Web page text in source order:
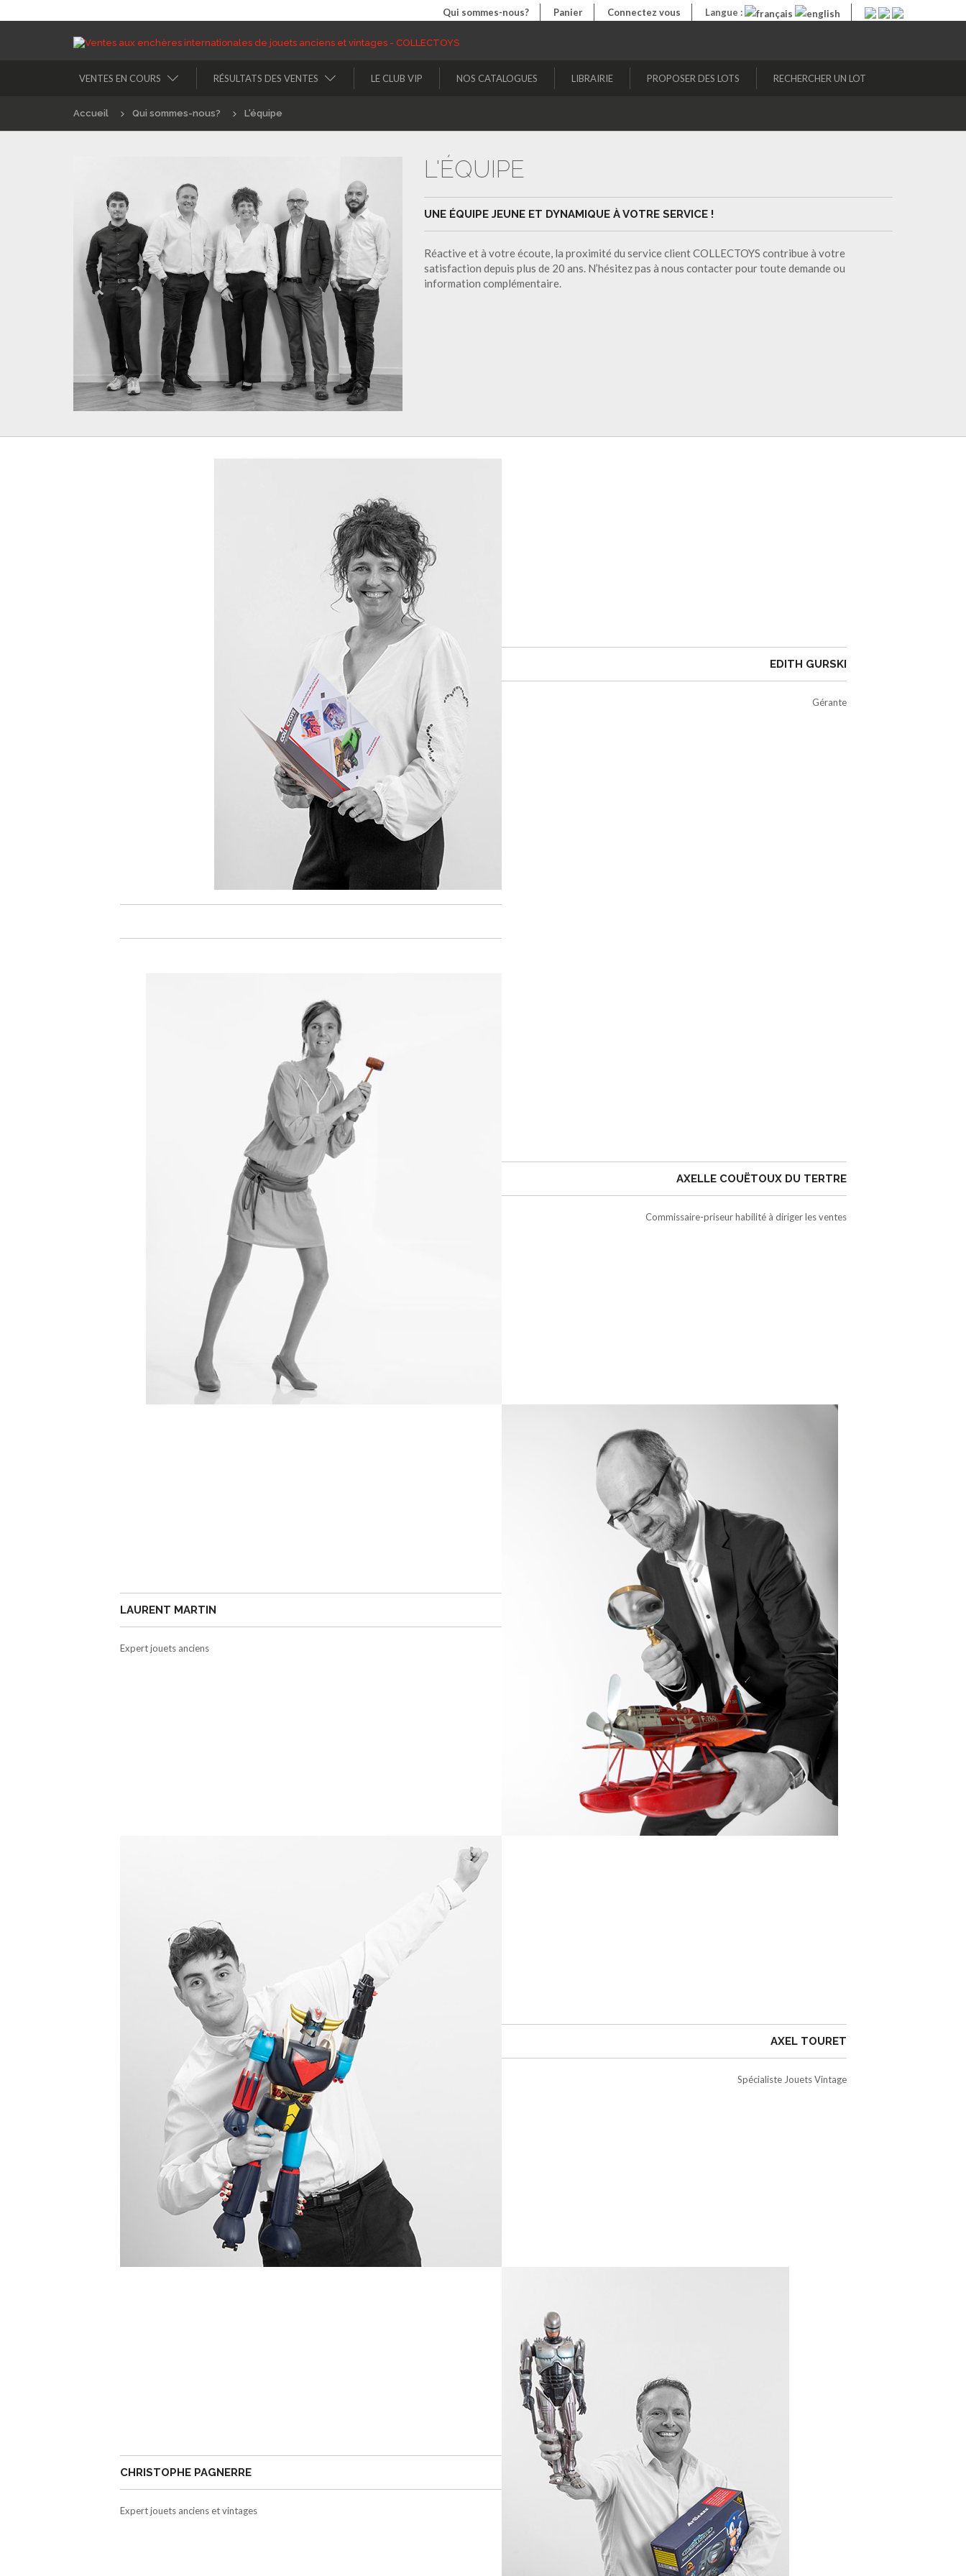
Qui sommes-nous? Panier Connectez vous Langue :
VENTES EN COURS RÉSULTATS DES VENTES LE CLUB VIP NOS CATALOGUES LIBRAIRIE PROPOSER DES LOTS RECHERCHER UN LOT
Accueil Qui sommes-nous? L'équipe
L'ÉQUIPE
UNE ÉQUIPE JEUNE ET DYNAMIQUE À VOTRE SERVICE !
Réactive et à votre écoute, la proximité du service client COLLECTOYS contribue à votre
satisfaction depuis plus de 20 ans. N’hésitez pas à nous contacter pour toute demande ou
information complémentaire.
EDITH GURSKI
Gérante
AXELLE COUËTOUX DU TERTRE
Commissaire-priseur habilité à diriger les ventes
LAURENT MARTIN
Expert jouets anciens
AXEL TOURET
Spécialiste Jouets Vintage
CHRISTOPHE PAGNERRE
Expert jouets anciens et vintages